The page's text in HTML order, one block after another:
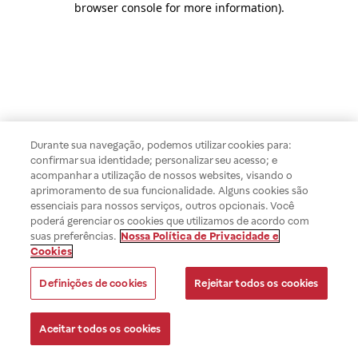
browser console for more information).
Durante sua navegação, podemos utilizar cookies para:
confirmar sua identidade; personalizar seu acesso; e
acompanhar a utilização de nossos websites, visando o
aprimoramento de sua funcionalidade. Alguns cookies são
essenciais para nossos serviços, outros opcionais. Você
poderá gerenciar os cookies que utilizamos de acordo com
suas preferências. Nossa Política de Privacidade e
Cookies
Definições de cookies Rejeitar todos os cookies
Aceitar todos os cookies